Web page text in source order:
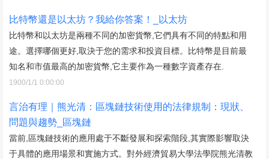
比特幣還是以太坊？我給你答案！_以太坊
比特幣和以太坊是兩種不同的加密貨幣,它們具有不同的特點和用
途。選擇哪個更好,取決于您的需求和投資目標。比特幣是目前最
知名和市值最高的加密貨幣,它主要作為一種數字資產存在.
1900/1/1 0:00:00
言治有理｜熊光清：區塊鏈技術使用的法律規制：現狀、
問題與趨勢_區塊鏈
當前,區塊鏈技術的應用處于不斷發展和探索階段,其實際影響取決
于具體的應用場景和實施方式。對外經濟貿易大學法學院熊光清教